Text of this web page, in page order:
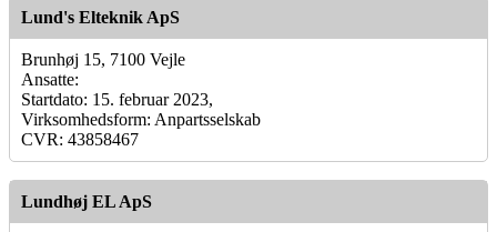
Lund's Elteknik ApS
Brunhøj 15, 7100 Vejle
Ansatte:
Startdato: 15. februar 2023,
Virksomhedsform: Anpartsselskab
CVR: 43858467
Lundhøj EL ApS